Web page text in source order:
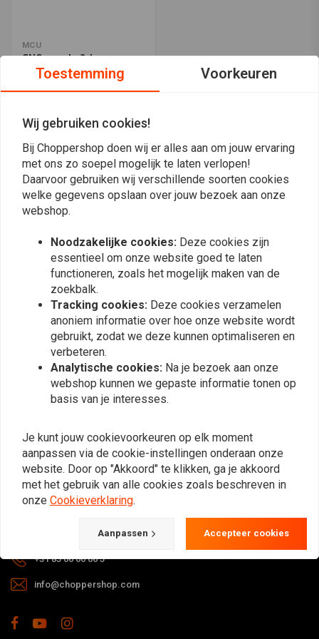
MCU
CNC zwarte 3-knops
stuurschakelaar 22 mm
Meest bekeken 24
Abonneer
levertijden, retouren & reparaties of
algemene informatie kun je altijd op
één van de onderstaande manieren
Gotenburgweg 46a, 9723 TM Groningen (The Netherlands)
+31 85 06 06 06 5
info@choppershop.com
Toestemming Voorkeuren
Wij gebruiken cookies!
Bij Choppershop doen wij er alles aan om jouw ervaring
met ons zo soepel mogelijk te laten verlopen!
Daarvoor gebruiken wij verschillende soorten cookies
welke gegevens opslaan over jouw bezoek aan onze
webshop.
Noodzakelijke cookies: Deze cookies zijn
essentieel om onze website goed te laten
functioneren, zoals het mogelijk maken van de
zoekbalk.
Tracking cookies: Deze cookies verzamelen
anoniem informatie over hoe onze website wordt
gebruikt, zodat we deze kunnen optimaliseren en
verbeteren.
Analytische cookies: Na je bezoek aan onze
webshop kunnen we gepaste informatie tonen op
basis van je interesses.
Je kunt jouw cookievoorkeuren op elk moment
aanpassen via de cookie-instellingen onderaan onze
website. Door op "Akkoord" te klikken, ga je akkoord
met het gebruik van alle cookies zoals beschreven in
onze Cookieverklaring.
Aanpassen Accepteer cookies